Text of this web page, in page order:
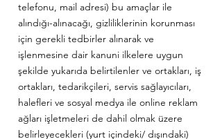
telefonu, mail adresi) bu amaçlar ile
alındığı-alınacağı, gizliliklerinin korunması
için gerekli tedbirler alınarak ve
işlenmesine dair kanuni ilkelere uygun
şekilde yukarıda belirtilenler ve ortakları, iş
ortakları, tedarikçileri, servis sağlayıcıları,
halefleri ve sosyal medya ile online reklam
ağları işletmeleri de dahil olmak üzere
belirleyecekleri (yurt içindeki/ dışındaki)